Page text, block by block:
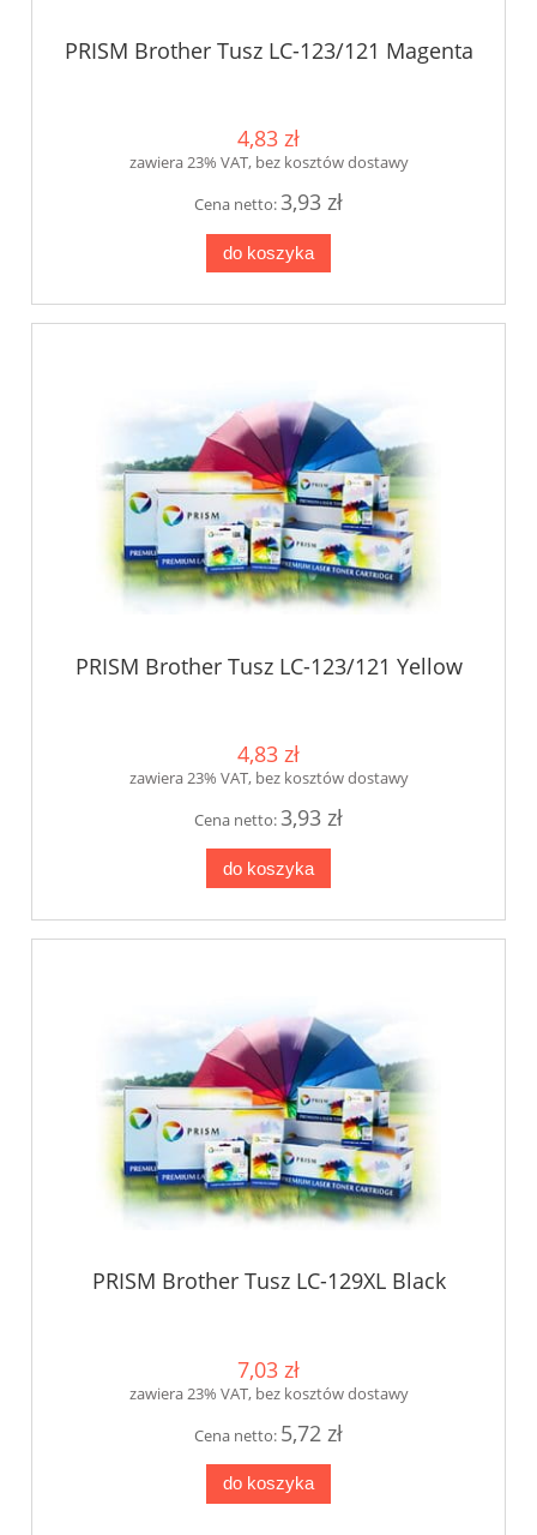
PRISM Brother Tusz LC-123/121 Magenta
4,83 zł
zawiera 23% VAT, bez kosztów dostawy
Cena netto:3,93 zł
do koszyka
PRISM Brother Tusz LC-123/121 Yellow
4,83 zł
zawiera 23% VAT, bez kosztów dostawy
Cena netto:3,93 zł
do koszyka
PRISM Brother Tusz LC-129XL Black
7,03 zł
zawiera 23% VAT, bez kosztów dostawy
Cena netto: 5,72 zł
do koszyka